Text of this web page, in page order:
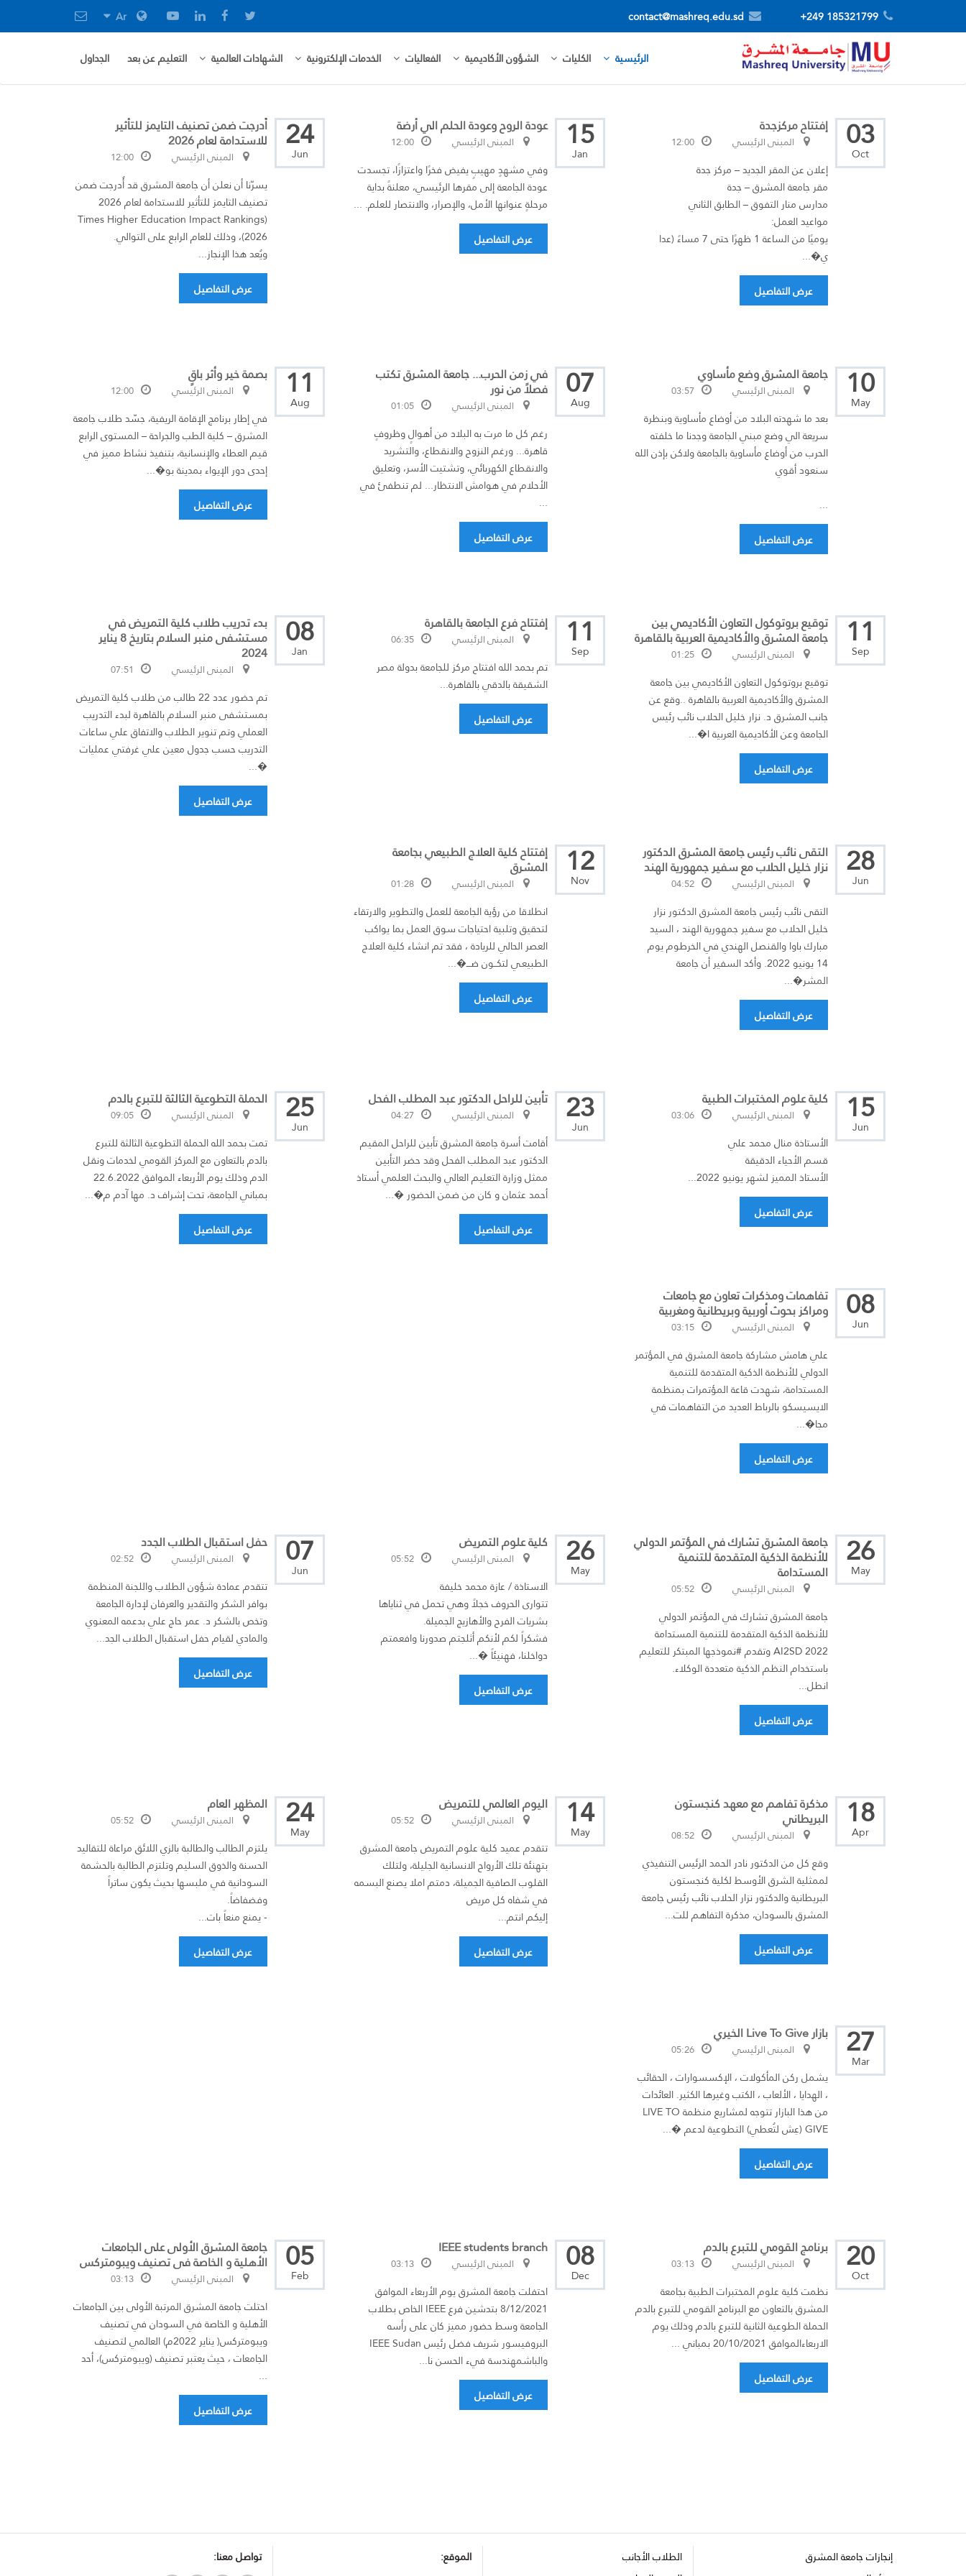
Ar 185321799 249+
contact@mashreq.edu.sd
الرئيسية الكليات الشؤون الأكاديمية الفعاليات الخدمات الإلكترونية الشهادات العالمية التعليم عن بعد الجداول
24
Jun
أُدرجت ضمن تصنيف التايمز للتأثير
للاستدامة لعام 2026
المبنى الرئيسي 12:00
يسرّنا أن نعلن أن جامعة المشرق قد أُدرجت ضمن
تصنيف التايمز للتأثير للاستدامة لعام 2026
(Times Higher Education Impact Rankings
2026)، وذلك للعام الرابع على التوالي.
ويُعد هذا الإنجاز...
عرض التفاصيل
15
Jan
عودة الروح وعودة الحلم الي أرضة
المبنى الرئيسي 12:00
وفي مشهدٍ مهيبٍ يفيض فخرًا واعتزازًا، تجسدت
عودة الجامعة إلى مقرها الرئيسي، معلنةً بداية
مرحلةٍ عنوانها الأمل، والإصرار، والانتصار للعلم. ...
عرض التفاصيل
03
Oct
إفتتاح مركزجدة
المبنى الرئيسي 12:00
إعلان عن المقر الجديد – مركز جدة
مقر جامعة المشرق – جدة
مدارس منار التفوق – الطابق الثاني
مواعيد العمل:
يوميًا من الساعة 1 ظهرًا حتى 7 مساءً (عدا
ي�...
عرض التفاصيل
11
Aug
بصمة خير وأثر باقٍ
المبنى الرئيسي 12:00
في إطار برنامج الإقامة الريفية، جسّد طلاب جامعة
المشرق – كلية الطب والجراحة – المستوى الرابع
قيم العطاء والإنسانية، بتنفيذ نشاط مميز في
إحدى دور الإيواء بمدينة بو�...
عرض التفاصيل
07
Aug
في زمن الحرب... جامعة المشرق تكتب
فصلاً من نور
المبنى الرئيسي 01:05
رغم كل ما مرت به البلاد من أهوالٍ وظروفٍ
قاهرة... ورغم النزوح والانقطاع، والتشريد
والانقطاع الكهربائي، وتشتيت الأسر، وتعليق
الأحلام في هوامش الانتظار... لم تنطفئ في
...
عرض التفاصيل
10
May
جامعة المشرق وضع مأساوي
المبنى الرئيسي 03:57
بعد ما شهدته البلاد من أوضاع مأساوية وبنظرة
سريعة الي وضع مبني الجامعة وجدنا ما خلفته
الحرب من أوضاع مأساوية بالجامعة ولاكن بإذن الله
سنعود أقوي
...
عرض التفاصيل
08
Jan
بدء تدريب طلاب كلية التمريض في
مستشفى منبر السلام بتاريخ 8 يناير
2024
المبنى الرئيسي 07:51
تم حضور عدد 22 طالب من طلاب كلية التمريض
بمستشفى منبر السلام بالقاهرة لبدء التدريب
العملي وتم تنوير الطلاب والاتفاق علي ساعات
التدريب حسب جدول معين علي غرفتي عمليات
�...
عرض التفاصيل
11
Sep
إفتتاح فرع الجامعة بالقاهرة
المبنى الرئيسي 06:35
تم بحمد الله افتتاح مركز للجامعة بدولة مصر
الشقيقة بالدقي بالقاهرة...
عرض التفاصيل
11
Sep
توقيع بروتوكول التعاون الأكاديمي بين
جامعة المشرق والأكاديمية العربية بالقاهرة
المبنى الرئيسي 01:25
توقيع بروتوكول التعاون الأكاديمي بين جامعة
المشرق والأكاديمية العربية بالقاهرة ..وقع عن
جانب المشرق د. نزار خليل الحلاب نائب رئيس
الجامعة وعن الأكاديمية العربية ا�...
عرض التفاصيل
12
Nov
إفتتاح كلية العلاج الطبيعي بجامعة
المشرق
المبنى الرئيسي 01:28
انطلاقا من رؤیة الجامعة للعمل والتطویر والارتقاء
لتحقیق وتلبیة احتیاجات سوق العمل بما یواكب
العصر الحالي للریادة ، فقد تم انشاء كلیة العلاج
الطبیعـي لتكــون ضـــ�...
عرض التفاصيل
28
Jun
التقى نائب رئيس جامعة المشرق الدكتور
نزار خليل الحلاب مع سفير جمهورية الهند
المبنى الرئيسي 04:52
التقى نائب رئيس جامعة المشرق الدكتور نزار
خليل الحلاب مع سفير جمهورية الهند ، السيد
مبارك باوا والقنصل الهندي في الخرطوم يوم
14 يونيو 2022. وأكد السفير أن جامعة
المشر�...
عرض التفاصيل
25
Jun
الحملة التطوعية الثالثة للتبرع بالدم
المبنى الرئيسي 09:05
تمت بحمد الله الحملة التطوعية الثالثة للتبرع
بالدم بالتعاون مع المركز القومي لخدمات ونقل
الدم وذلك يوم الأربعاء الموافق 22.6.2022
بمباني الجامعة، تحت إشراف د. مها آدم م�...
عرض التفاصيل
23
Jun
تأبين للراحل الدكتور عبد المطلب الفحل
المبنى الرئيسي 04:27
أقامت أسرة جامعة المشرق تأبين للراحل المقيم
الدكتور عبد المطلب الفحل وقد حضر التأبين
ممثل وزارة التعليم العالي والبحث العلمي أستاذ
أحمد عثمان و كان من ضمن الحضور �...
عرض التفاصيل
15
Jun
كلية علوم المختبرات الطبية
المبنى الرئيسي 03:06
الأستاذة منال محمد علي
قسم الأحياء الدقيقة
الأستاذ المميز لشهر يونيو 2022...
عرض التفاصيل
08
Jun
تفاهمات ومذكرات تعاون مع جامعات
ومراكز بحوث أوربية وبريطانية ومغربية
المبنى الرئيسي 03:15
علي هامش مشاركة جامعة المشرق في المؤتمر
الدولي للأنظمة الذكية المتقدمة للتنمية
المستدامة، شهدت قاعة المؤتمرات بمنظمة
الايسيسكو بالرباط العديد من التفاهمات في
مجا�...
عرض التفاصيل
07
Jun
حفل استقبال الطلاب الجدد
المبنى الرئيسي 02:52
تتقدم عمادة شؤون الطلاب واللجنة المنظمة
بوافر الشكر والتقدير والعرفان لإدارة الجامعة
وتخص بالشكر د. عمر حاج علي بدعمه المعنوي
والمادي لقيام حفل استقبال الطلاب الجد...
عرض التفاصيل
26
May
كلية علوم التمريض
المبنى الرئيسي 05:52
الاستاذة / عازة محمد خليفة
تتوارى الحروف خجلاً وهي تحمل في ثناياها
بشريات الفرح والأهازيج الجميلة.
فشكراً لكم لأنكم أثلجتم صدورنا وافعمتم
دواخلنا، فهنيئاً �...
عرض التفاصيل
26
May
جامعة المشرق تشارك في المؤتمر الدولي
للأنظمة الذكية المتقدمة للتنمية
المستدامة
المبنى الرئيسي 05:52
جامعة المشرق تشارك في المؤتمر الدولي
للأنظمة الذكية المتقدمة للتنمية المستدامة
AI2SD 2022 وتقدم #نموذجها المبتكر للتعليم
باستخدام النظم الذكية متعددة الوكلاء.
انطل...
عرض التفاصيل
24
May
المظهر العام
المبنى الرئيسي 05:52
يلتزم الطالب والطالبة بالزي اللائق مراعاة للتقاليد
الحسنة والذوق السليم وتلتزم الطالبة بالحشمة
السودانية في ملبسها بحيث يكون ساتراً
وفضفاضاً.
- يمنع منعاً بات...
عرض التفاصيل
14
May
اليوم العالمي للتمريض
المبنى الرئيسي 05:52
تتقدم عميد كلية علوم التمريض جامعة المشرق
بتهنئة تلك الأرواح الانسانية الجليلة، ولتلك
القلوب الصافية الجميلة، دمتم املا يصنع البسمه
في شفاه كل مريض
إليكم انتم...
عرض التفاصيل
18
Apr
مذكرة تفاهم مع معهد كنجستون
البريطاني
المبنى الرئيسي 08:52
وقع كل من الدكتور نادر الحمد الرئيس التنفيذي
لممثلية الشرق الأوسط لكلية كنجستون
البريطانية والدكتور نزار الحلاب نائب رئيس جامعة
المشرق بالسودان، مذكرة التفاهم للت...
عرض التفاصيل
27
Mar
بازار Live To Give الخيري
المبنى الرئيسي 05:26
يشمل ركن المأكولات ، الإكسسوارات ، الحقائب
، الهدايا ، الألعاب ، الكتب وغيرها الكثير. العائدات
من هذا البازار تتوجه لمشاريع منظمة LIVE TO
GIVE (عِش لتُعطي) التطوعية لدعم �...
عرض التفاصيل
05
Feb
جامعة المشرق الأولى على الجامعات
الأهلية و الخاصة فى تصنيف ويبومتركس
المبنى الرئيسي 03:13
احتلت جامعة المشرق المرتبة الأولى بين الجامعات
الأهلية و الخاصة في السودان في تصنيف
ويبومتركس( يناير 2022م) العالمي لتصنيف
الجامعات ، حيث يعتبر تصنيف (ويبومتركس)، أحد
...
عرض التفاصيل
08
Dec
IEEE students branch
المبنى الرئيسي 03:13
احتفلت جامعة المشرق يوم الأربعاء الموافق
8/12/2021 بتدشين فرع IEEE الخاص بطلاب
الجامعة وسط حضور مميز كان على رأسه
البروفيسور شريف فضل رئيس IEEE Sudan
والباشمهندسة فيء الحسن نا...
عرض التفاصيل
20
Oct
برنامج القومي للتبرع بالدم
المبنى الرئيسي 03:13
نظمت كلية علوم المختبرات الطبية بجامعة
المشرق بالتعاون مع البرنامج القومي للتبرع بالدم
الحملة الطوعية الثانية للتبرع بالدم وذلك يوم
الاربعاءالموافق 20/10/2021 بمباني ...
عرض التفاصيل
تواصل معنا:
الموقع:
الطلاب الأجانب
إنجازات جامعة المشرق